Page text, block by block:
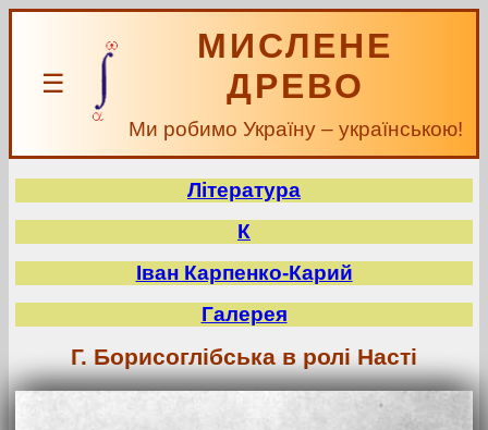
☰
МИСЛЕНЕ
ДРЕВО
Ми робимо Україну – українською!
Література
К
Іван Карпенко-Карий
Галерея
Г. Борисоглібська в ролі Насті